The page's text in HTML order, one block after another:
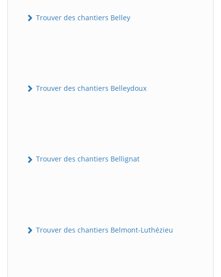
Trouver des chantiers Belley
Trouver des chantiers Belleydoux
Trouver des chantiers Bellignat
Trouver des chantiers Belmont-Luthézieu